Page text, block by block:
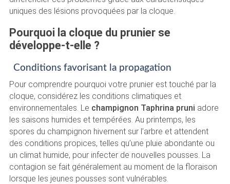
uniques des lésions provoquées par la cloque.
Pourquoi la cloque du prunier se
développe-t-elle ?
Conditions favorisant la propagation
Pour comprendre pourquoi votre prunier est touché par la
cloque, considérez les conditions climatiques et
environnementales. Le champignon Taphrina pruni adore
les saisons humides et tempérées. Au printemps, les
spores du champignon hivernent sur l’arbre et attendent
des conditions propices, telles qu’une pluie abondante ou
un climat humide, pour infecter de nouvelles pousses. La
contagion se fait généralement au moment de la floraison
lorsque les jeunes pousses sont vulnérables.